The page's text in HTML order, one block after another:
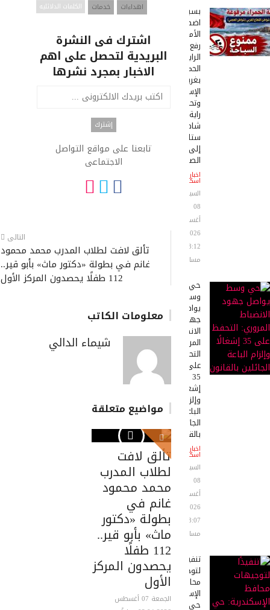
الكلمات الدلائليه خدمات اهداءات
اشترك فى النشرة
البريدية لتحصل على اهم
الاخبار بمجرد نشرها
تابعنا على مواقع التواصل
الاجتماعى
التالى
تألق لافت لطلاب المدرب محمد محمود
غانم في بطولة «دكتور ماث» بأبو قير..
112 طفلًا يحصدون المركز الأول
معلومات الكاتب
شيماء الدالي
مواضيع متعلقة
تألق لافت
لطلاب المدرب
محمد محمود
غانم في
بطولة «دكتور
ماث» بأبو قير..
112 طفلًا
يحصدون المركز
الأول
الجمعة 07 أغسطس
بسبب
اضطراب
الأمواج:
رفع
الراية
الحمراء
بغربي
الإسكندرية
وتحويل
راية
شاطئ
ستانلي
إلى
الصفراء
اخبار
اسكندرية
السبت
08
أغسطس
2026
08:12
مساءً
حي
وسط
يواصل
جهود
الانضباط
المروري:
التحفظ
على
35
إشغالًا
وإلزام
الباعة
الجائلين
بالقانون
اخبار
اسكندرية
السبت
08
أغسطس
2026
08:07
مساءً
تنفيذًا
لتوجيهات
محافظ
الإسكندرية:
حي